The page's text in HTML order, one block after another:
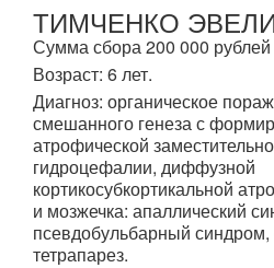
ТИМЧЕНКО
Сумма сбора 200 000 рублей
Возраст: 6 лет.
Диагноз: органическое
смешанного генеза с
атрофической
гидроцефалии, диффузной
кортикосубкортикальной
и мозжечка: апаллический
псевдобульбарный синдром,
тетрапарез.